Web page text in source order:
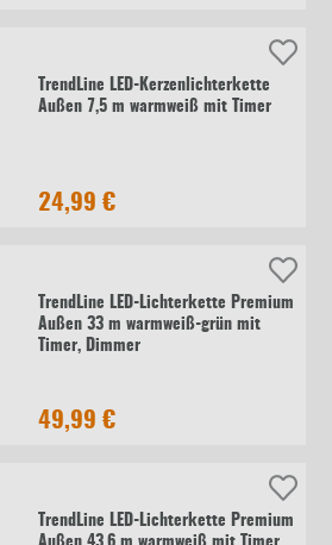
TrendLine LED-Kerzenlichterkette
Außen 7,5 m warmweiß mit Timer
24,99 €
TrendLine LED-Lichterkette Premium
Außen 33 m warmweiß-grün mit
Timer, Dimmer
49,99 €
TrendLine LED-Lichterkette Premium